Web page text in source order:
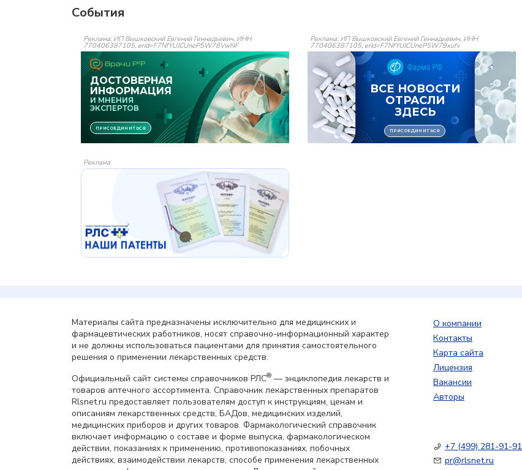
События
Реклама: ИП Вышковский Евгений Геннадьевич, ИНН
770406387105, erid=F7NfYUJCUneP5W78VwNF
Реклама: ИП Вышковский Евгений Геннадьевич, ИНН
770406387105, erid=F7NfYUJCUneP5W79xufv
Реклама
Материалы сайта предназначены исключительно для медицинских и
фармацевтических работников, носят справочно-информационный характер
и не должны использоваться пациентами для принятия самостоятельного
решения о применении лекарственных средств.
Официальный сайт системы справочников РЛС® — энциклопедия лекарств и
товаров аптечного ассортимента. Справочник лекарственных препаратов
Rlsnet.ru предоставляет пользователям доступ к инструкциям, ценам и
описаниям лекарственных средств, БАДов, медицинских изделий,
медицинских приборов и других товаров. Фармакологический справочник
включает информацию о составе и форме выпуска, фармакологическом
действии, показаниях к применению, противопоказаниях, побочных
действиях, взаимодействии лекарств, способе применения лекарственных
О компании
Контакты
Карта сайта
Лицензия
Вакансии
Авторы
+7 (499) 281-91-91
pr@rlsnet.ru